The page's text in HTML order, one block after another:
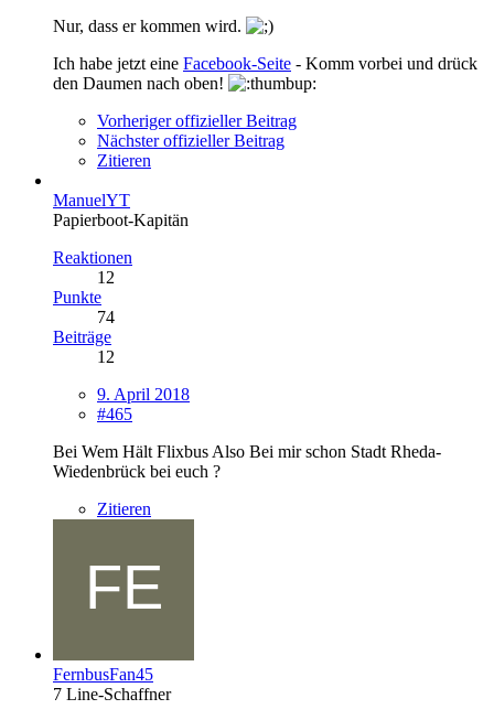
Nur, dass er kommen wird.
Ich habe jetzt eine Facebook-Seite - Komm vorbei und drück
den Daumen nach oben!
Vorheriger offizieller Beitrag
Nächster offizieller Beitrag
Zitieren
ManuelYT
Papierboot-Kapitän
Reaktionen
12
Punkte
74
Beiträge
12
9. April 2018
#465
Bei Wem Hält Flixbus Also Bei mir schon Stadt Rheda-
Wiedenbrück bei euch ?
Zitieren
FernbusFan45
7 Line-Schaffner